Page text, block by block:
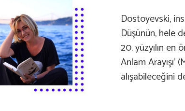
Dostoyevski,
Düşünün, hele
20. yüzyılın en
Anlam
alışabileceğini